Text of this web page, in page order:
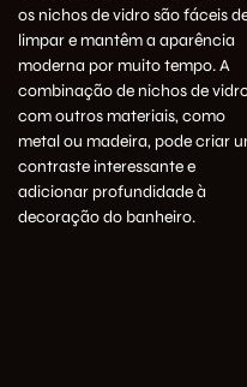
os nichos de vidro são fáceis
limpar e mantêm a aparência
moderna por muito tempo. A
combinação de nichos de
com outros materiais, como
metal ou madeira, pode criar
contraste interessante e
adicionar profundidade à
decoração do banheiro.